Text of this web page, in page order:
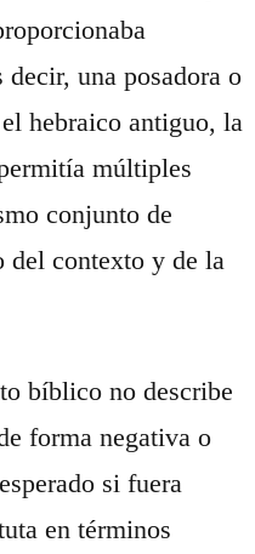
una posadora o
hebraico antiguo, la
múltiples
conjunto de
del contexto y de la
bíblico no describe
forma negativa o
si fuera
en términos